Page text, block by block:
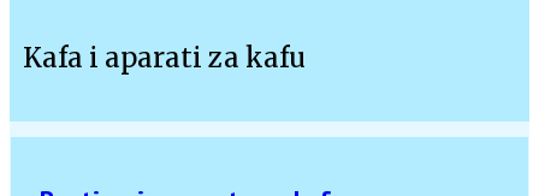
Kafa i aparati za kafu